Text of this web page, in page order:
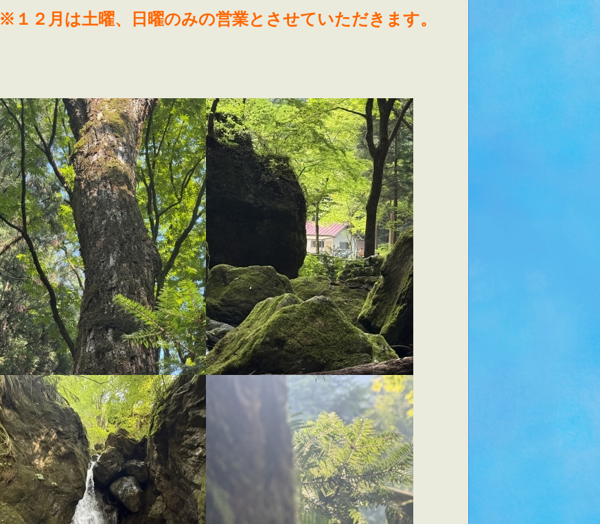
※１２月は土曜、日曜のみの営業とさせていただきます。